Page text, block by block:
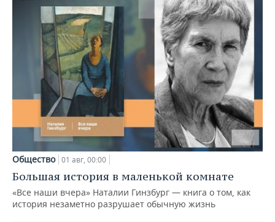
Общество 01 авг, 00:00
Большая история в маленькой комнате
«Все наши вчера» Наталии Гинзбург — книга о том, как
история незаметно разрушает обычную жизнь